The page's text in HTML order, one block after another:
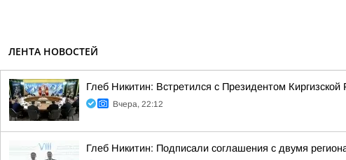
ЛЕНТА НОВОСТЕЙ
Глеб Никитин: Встретился с Президентом
Вчера, 22:12
Глеб Никитин: Подписали соглашения с двумя